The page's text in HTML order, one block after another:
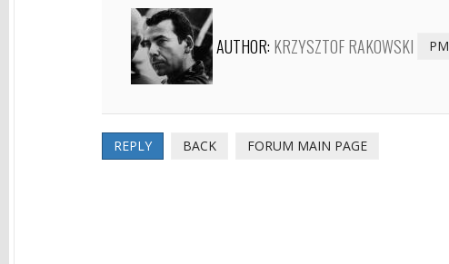
AUTHOR: KRZYSZTOF RAKOWSKI PM
REPLY BACK FORUM MAIN PAGE